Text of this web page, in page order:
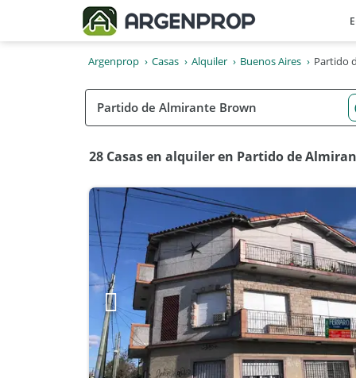
Argenprop Casas Alquiler Buenos Aires Partido
28 Casas en alquiler en Partido de